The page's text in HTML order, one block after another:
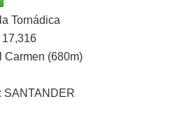
Tornádica
17,316
Carmen (680m)
SANTANDER